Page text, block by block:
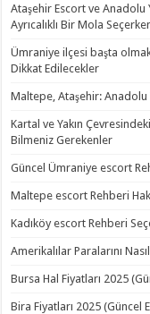
Ataşehir Escort ve Anadolu
Ayrıcalıklı Bir Mola
Ümraniye ilçesi başta
Dikkat Edilecekler
Maltepe, Ataşehir: Anadolu
Kartal ve Yakın
Bilmeniz Gerekenler
Güncel Ümraniye escort
Maltepe escort Rehberi
Kadıköy escort Rehberi
Amerikalılar Paralarını
Bursa Hal Fiyatları 2025
Bira Fiyatları 2025 (Güncel